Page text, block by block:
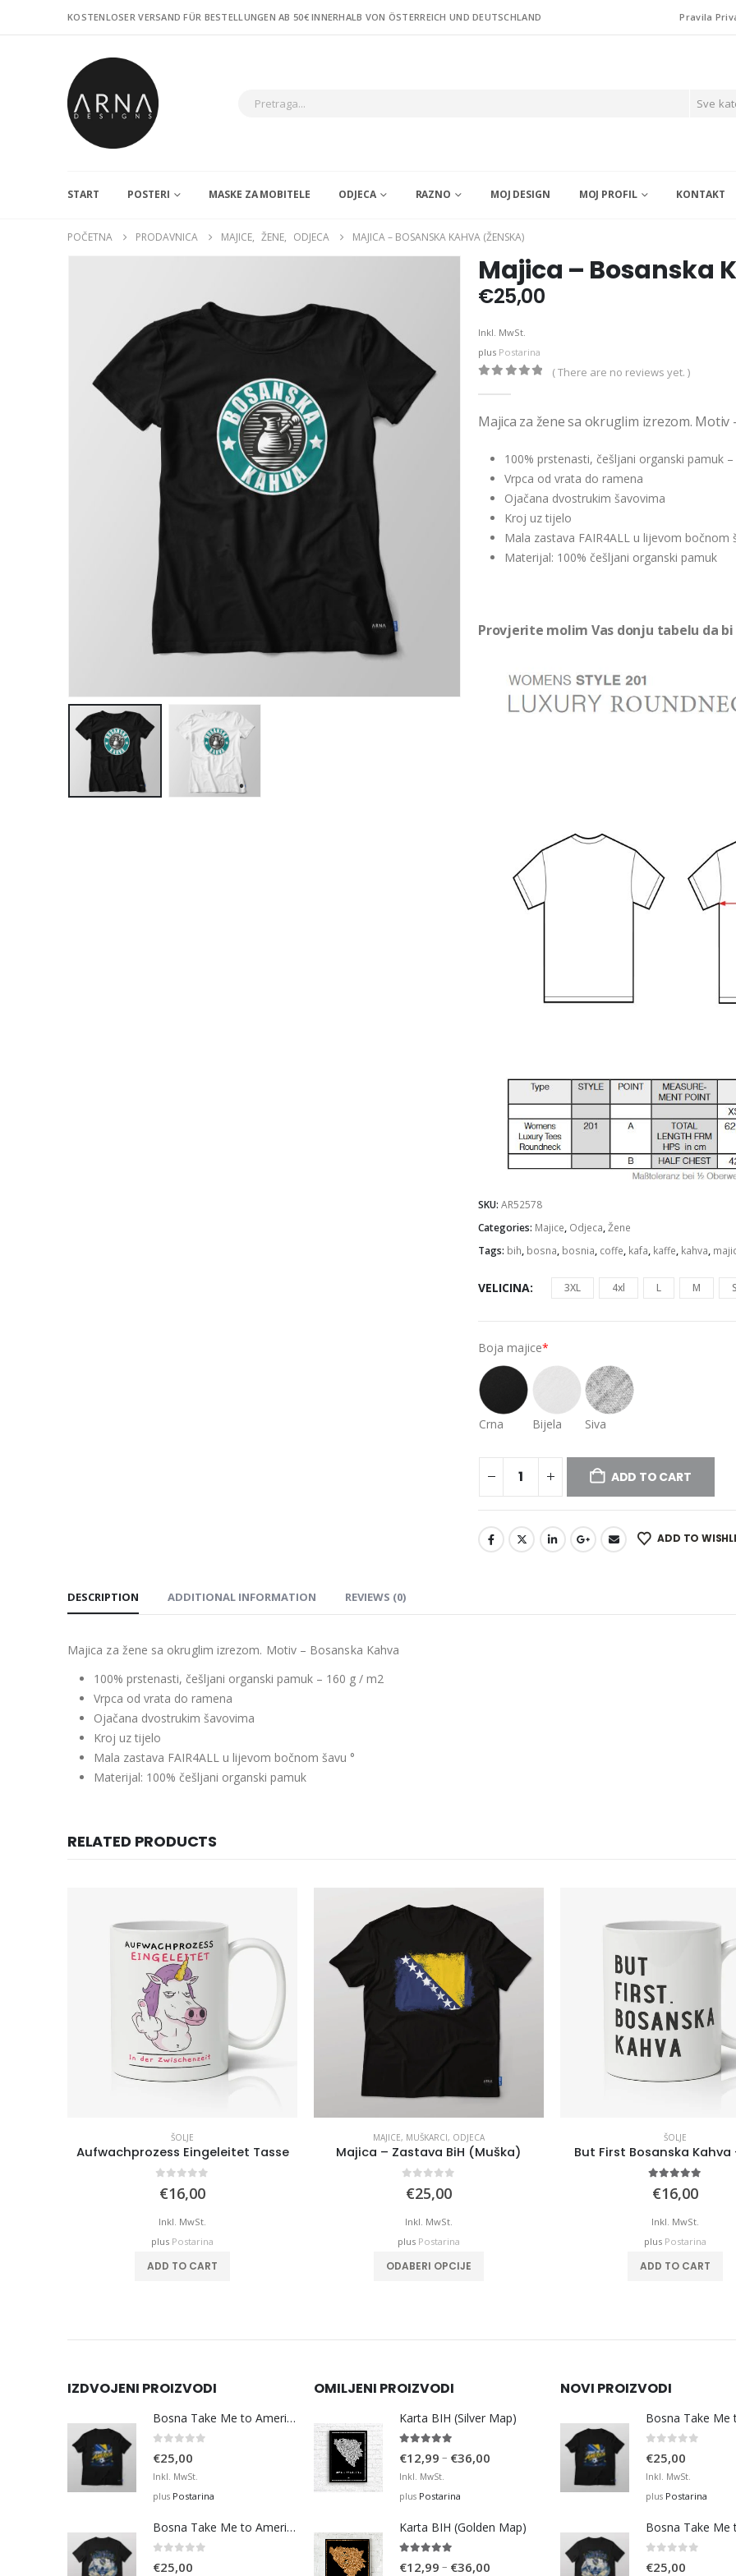
KOSTENLOSER VERSAND FÜR BESTELLUNGEN AB 50€ INNERHALB VON ÖSTERREICH UND DEUTSCHLAND Pravila
Sve
START POSTERI MASKE ZA MOBITELE ODJECA RAZNO MOJ DESIGN MOJ PROFIL KONTAKT
POČETNA PRODAVNICA MAJICE, ŽENE, ODJECA MAJICA – BOSANSKA KAHVA (ŽENSKA)
Majica – Bosanska
€25,00
Inkl. MwSt.
plus Postarina
( There are no reviews yet. )
Majica za žene sa okruglim izrezom. Motiv
100% prstenasti, češljani organski pamuk
Vrpca od vrata do ramena
Ojačana dvostrukim šavovima
Kroj uz tijelo
Mala zastava FAIR4ALL u lijevom bočnom
Materijal: 100% češljani organski pamuk
Provjerite molim Vas donju tabelu da
SKU: AR52578
Categories: Majice, Odjeca,Žene
Tags: bih, bosna, bosnia, coffe, kafa, kaffe, kahva,
VELICINA 3XL 4xl L M S
Boja majice*
Crna Bijela Siva
ADD TO CART
ADD TO
DESCRIPTION ADDITIONAL INFORMATION REVIEWS (0)
Majica za žene sa okruglim izrezom. Motiv – Bosanska Kahva
100% prstenasti, češljani organski pamuk – 160 g / m2
Vrpca od vrata do ramena
Ojačana dvostrukim šavovima
Kroj uz tijelo
Mala zastava FAIR4ALL u lijevom bočnom šavu °
Materijal: 100% češljani organski pamuk
RELATED PRODUCTS
ŠOLJE
Aufwachprozess Eingeleitet Tasse
€16,00
Inkl. MwSt.
plus Postarina
ADD TO CART
MAJICE, MUŠKARCI, ODJECA
Majica – Zastava BiH (Muška)
€25,00
Inkl. MwSt.
plus Postarina
ODABERI OPCIJE
ŠOLJE
But First Bosanska Kahva
€16,00
Inkl. MwSt.
plus Postarina
ADD TO CART
IZDVOJENI PROIZVODI
Bosna Take Me to America Navijačka Majica 3
€25,00
Inkl. MwSt.
plus Postarina
Bosna Take Me to America Navijačka Majica 4
€25,00
OMILJENI PROIZVODI
Karta BIH (Silver Map)
€12,99 – €36,00
€36,00
Inkl. MwSt.
plus Postarina
Karta BIH (Golden Map)
€12,99 – €36,00
NOVI PROIZVODI
€25,00
Inkl. MwSt.
plus Postarina
€25,00